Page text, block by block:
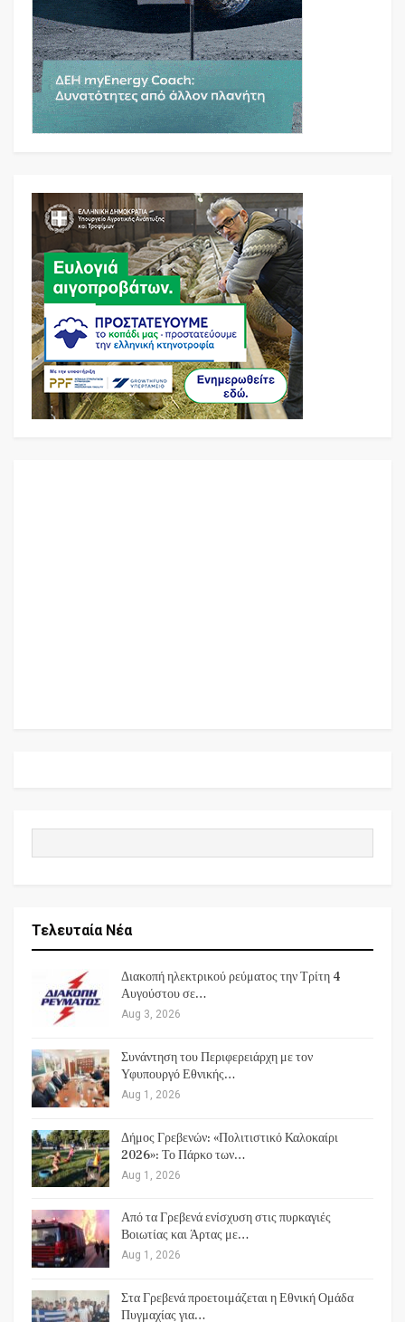
Τελευταία Νέα
Διακοπή ηλεκτρικού ρεύματος την Τρίτη 4
Αυγούστου σε…
Aug 3, 2026
Συνάντηση του Περιφερειάρχη με τον
Υφυπουργό Εθνικής…
Aug 1, 2026
Δήμος Γρεβενών: «Πολιτιστικό Καλοκαίρι
2026»: Το Πάρκο των…
Aug 1, 2026
Από τα Γρεβενά ενίσχυση στις πυρκαγιές
Βοιωτίας και Άρτας με…
Aug 1, 2026
Στα Γρεβενά προετοιμάζεται η Εθνική Ομάδα
Πυγμαχίας για…